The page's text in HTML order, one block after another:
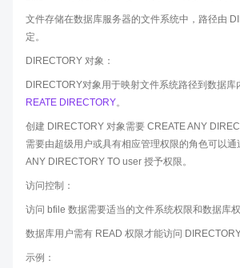
文件存储在数据库服务器的文件系统中，路径由
定。
DIRECTORY 对象：
DIRECTORY对象用于映射文件系统路径到数据库
REATE DIRECTORY。
创建 DIRECTORY 对象需要 CREATE ANY
需要由超级用户或具有相应管理权限的角色可以
ANY DIRECTORY TO user 授予权限。
访问控制：
访问 bfile 数据需要适当的文件系统权限和数据库权
数据库用户需有 READ 权限才能访问 DIRECTORY
示例：